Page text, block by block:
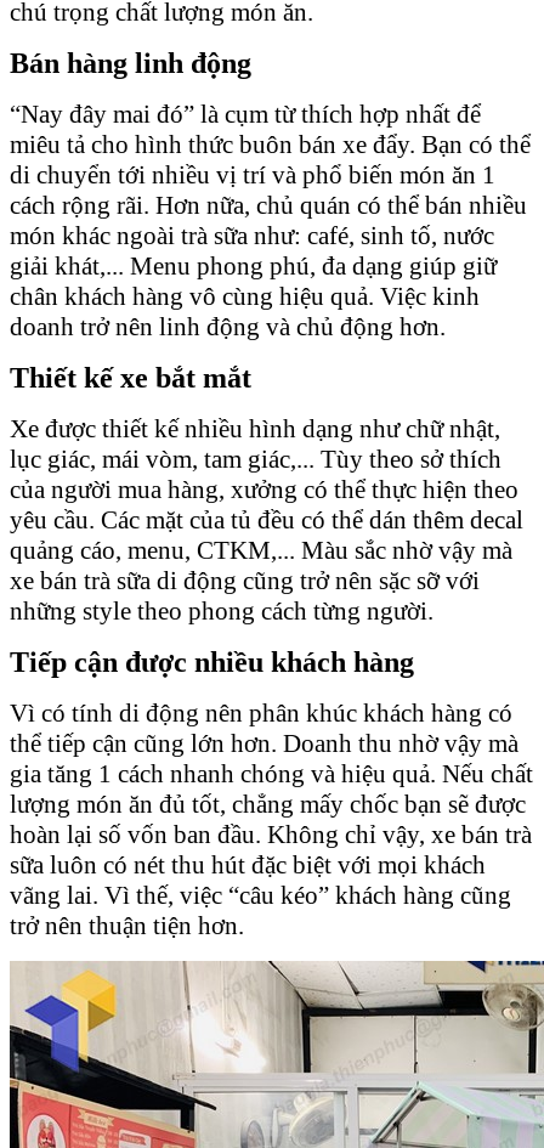
chú trọng chất lượng món ăn.
Bán hàng linh động
“Nay đây mai đó” là cụm từ thích hợp nhất để
miêu tả cho hình thức buôn bán xe đẩy. Bạn có thể
di chuyển tới nhiều vị trí và phổ biến món ăn 1
cách rộng rãi. Hơn nữa, chủ quán có thể bán nhiều
món khác ngoài trà sữa như: café, sinh tố, nước
giải khát,... Menu phong phú, đa dạng giúp giữ
chân khách hàng vô cùng hiệu quả. Việc kinh
doanh trở nên linh động và chủ động hơn.
Thiết kế xe bắt mắt
Xe được thiết kế nhiều hình dạng như chữ nhật,
lục giác, mái vòm, tam giác,... Tùy theo sở thích
của người mua hàng, xưởng có thể thực hiện theo
yêu cầu. Các mặt của tủ đều có thể dán thêm decal
quảng cáo, menu, CTKM,... Màu sắc nhờ vậy mà
xe bán trà sữa di động cũng trở nên sặc sỡ với
những style theo phong cách từng người.
Tiếp cận được nhiều khách hàng
Vì có tính di động nên phân khúc khách hàng có
thể tiếp cận cũng lớn hơn. Doanh thu nhờ vậy mà
gia tăng 1 cách nhanh chóng và hiệu quả. Nếu chất
lượng món ăn đủ tốt, chẳng mấy chốc bạn sẽ được
hoàn lại số vốn ban đầu. Không chỉ vậy, xe bán trà
sữa luôn có nét thu hút đặc biệt với mọi khách
vãng lai. Vì thế, việc “câu kéo” khách hàng cũng
trở nên thuận tiện hơn.